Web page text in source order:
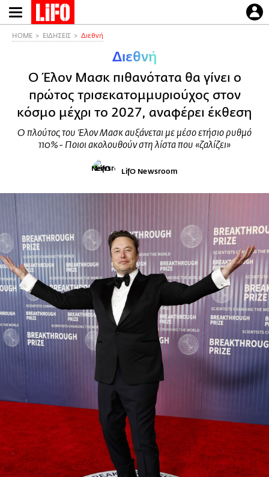
Παράκαμψη
προς
HOME ΕΙΔΗΣΕΙΣ Διεθνή
Διεθνή
Ο Έλον Μασκ πιθανότατα θα γίνει ο
πρώτος τρισεκατομμυριούχος στον
κόσμο μέχρι το 2027, αναφέρει έκθεση
Ο πλούτος του Έλον Μασκ αυξάνεται με μέσο ετήσιο ρυθμό
110% - Ποιοι ακολουθούν στη λίστα που «ζαλίζει»
LifO Newsroom